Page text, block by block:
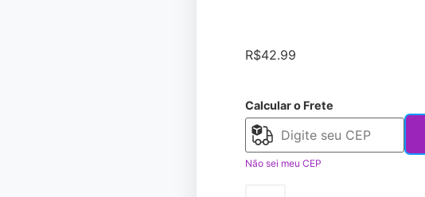
R$42.99
Calcular o Frete
Não sei meu CEP